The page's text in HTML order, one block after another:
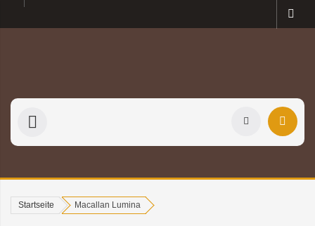
Startseite Macallan Lumina